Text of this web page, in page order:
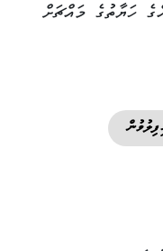
ހަޔާތުގެ މައްޗަށް